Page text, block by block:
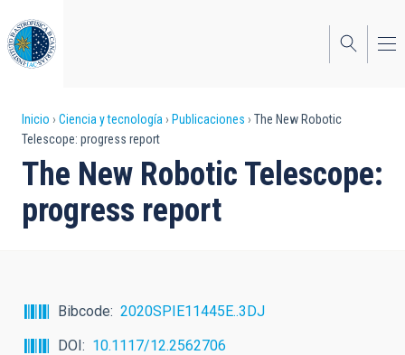
al
contenido
principal
Sobrescribir
enlaces
de
ayuda
navegación
Inicio Ciencia y tecnología Publicaciones
The New Robotic
Telescope: progress report
The New Robotic Telescope:
progress report
Bibcode
2020SPIE11445E..3DJ
DOI
10.1117/12.2562706